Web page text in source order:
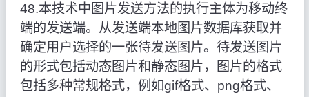
48.本技术中图片发送方法的执行主体为移动终
端的发送端。从发送端本地图片数据库获取并
确定用户选择的一张待发送图片。待发送图片
的形式包括动态图片和静态图片，图片的格式
包括多种常规格式，例如gif格式、png格式、